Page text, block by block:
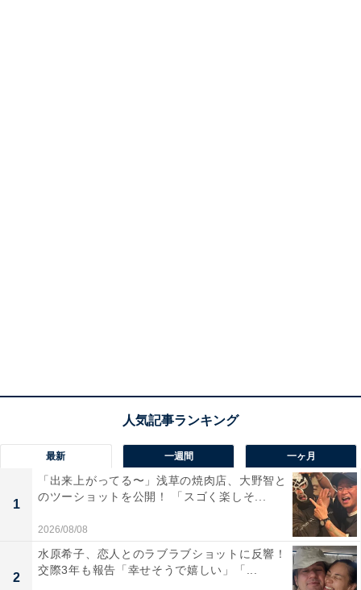
最新 一週間 一ヶ月
1
「出来上がってる〜」浅草の焼肉店、大野智と
のツーショットを公開！ 「スゴく楽しそ...
2026/08/08
2
水原希子、恋人とのラブラブショットに反響！
交際3年も報告「幸せそうで嬉しい」「...